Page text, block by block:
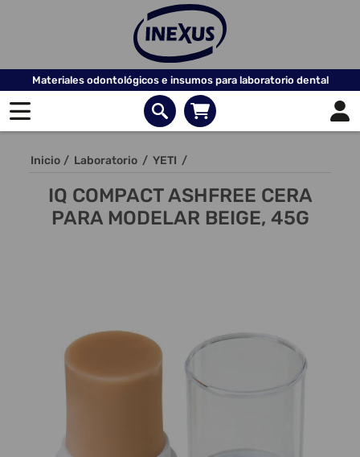
Materiales odontológicos e insumos para laboratorio dental
Inicio / Laboratorio / YETI /
IQ COMPACT ASHFREE CERA
PARA MODELAR BEIGE, 45G